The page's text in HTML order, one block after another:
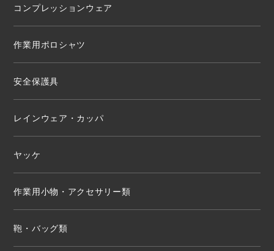
コンプレッションウェア
作業用ポロシャツ
安全保護具
レインウェア・カッパ
ヤッケ
作業用小物・アクセサリー類
鞄・バッグ類